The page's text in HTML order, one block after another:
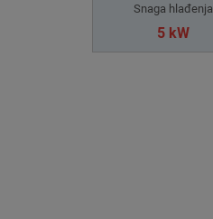
Snaga hlađenja
5 kW